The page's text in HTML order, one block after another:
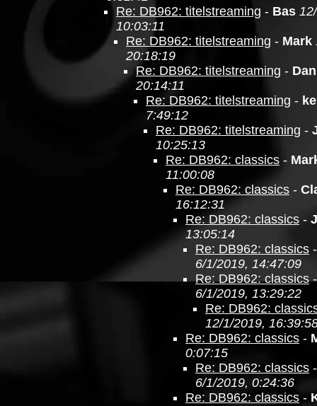
Re: DB962: titelstreaming - Bas
10:03:11
Re: DB962: titelstreaming - Mark
20:18:19
Re: DB962: titelstreaming -
20:14:11
Re: DB962: titelstreaming -
7:49:12
Re: DB962: titelstreaming -
10:25:13
Re: DB962: classics -
11:00:08
Re: DB962: classics -
16:12:31
Re: DB962: classics -
13:05:14
Re: DB962: classics
6/1/2019, 14:47:09
Re: DB962: classics
6/1/2019, 13:29:22
Re: DB962:
12/1/2019,
Re: DB962: classics -
0:07:15
Re: DB962: classics
6/1/2019, 0:24:36
Re: DB962: classics -